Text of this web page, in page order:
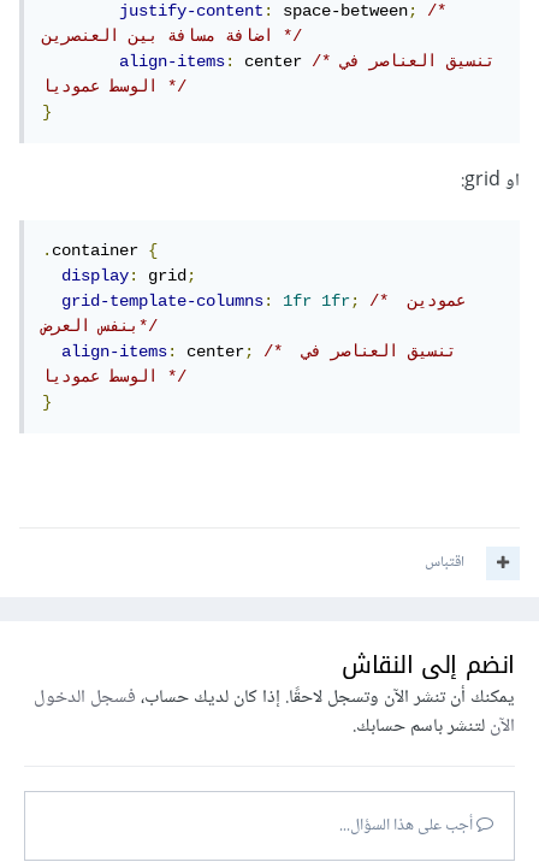
justify-content: space-between;
/*
اضافة مسافة بين العنصرين */
align-items: center /*تنسيق العناصر في
الوسط عموديا */
}
او grid:
.container {
display: grid;
grid-template-columns: 1fr 1fr;
/* عمودين
بنفس العرض*/
align-items: center;
/* تنسيق العناصر في
الوسط عموديا */
}
اقتباس
انضم إلى النقاش
يمكنك أن تنشر الآن وتسجل لاحقًا. إذا كان لديك حساب،فسجل الدخول
الآنلتنشر باسم حسابك.
أجب على هذا السؤال...